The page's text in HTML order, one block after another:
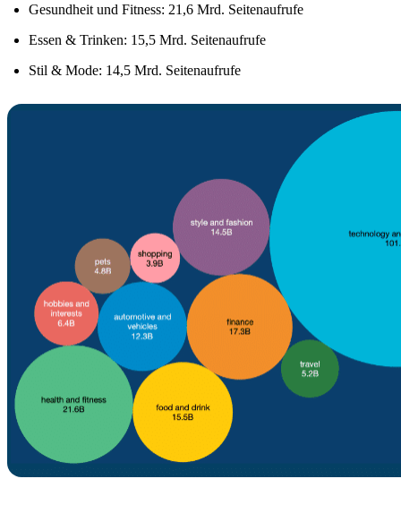
Gesundheit und Fitness: 21,6 Mrd. Seitenaufrufe
Essen & Trinken: 15,5 Mrd. Seitenaufrufe
Stil & Mode: 14,5 Mrd. Seitenaufrufe